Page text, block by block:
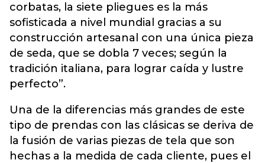
corbatas, la siete pliegues es la más
sofisticada a nivel mundial gracias a su
construcción artesanal con una única pieza
de seda, que se dobla 7 veces; según la
tradición italiana, para lograr caída y lustre
perfecto”.
Una de la diferencias más grandes de este
tipo de prendas con las clásicas se deriva de
la fusión de varias piezas de tela que son
hechas a la medida de cada cliente, pues el